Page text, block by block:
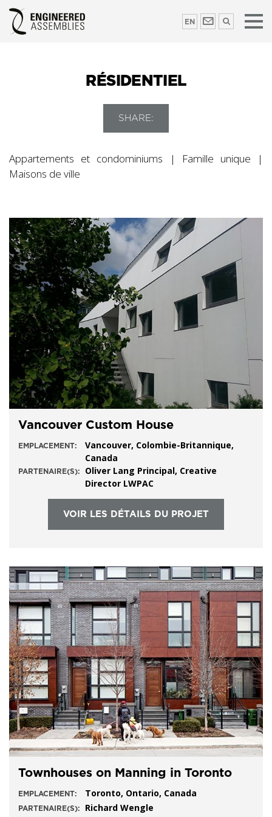
EN
RÉSIDENTIEL
SHARE:
Appartements et condominiums | Famille unique |
Maisons de ville
Vancouver Custom House
EMPLACEMENT:
Vancouver, Colombie-Britannique,
Canada
PARTENAIRE(S):
Oliver Lang Principal, Creative
Director LWPAC
VOIR LES DÉTAILS DU PROJET
Townhouses on Manning in Toronto
EMPLACEMENT: Toronto, Ontario, Canada
PARTENAIRE(S): Richard Wengle